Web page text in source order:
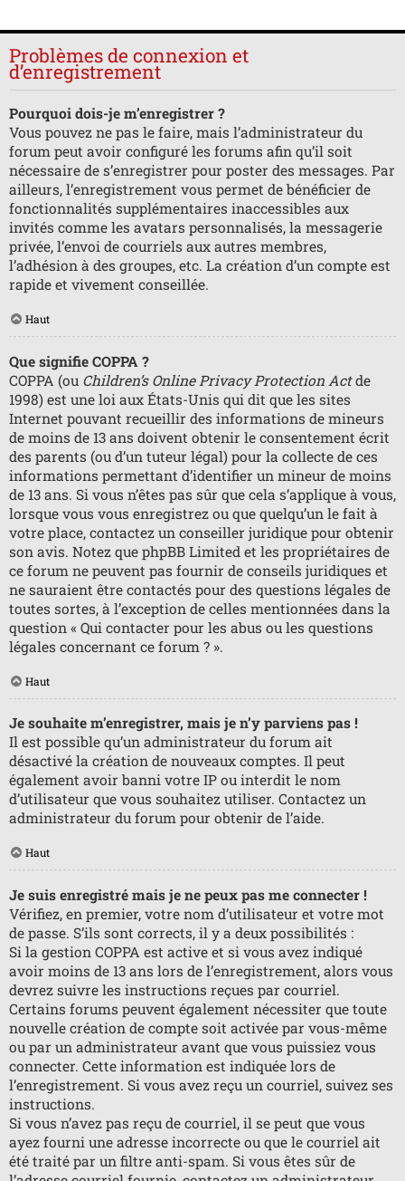
Problèmes de connexion et
d’enregistrement
Pourquoi dois-je m’enregistrer ?
Vous pouvez ne pas le faire, mais l’administrateur du
forum peut avoir configuré les forums afin qu’il soit
nécessaire de s’enregistrer pour poster des messages. Par
ailleurs, l’enregistrement vous permet de bénéficier de
fonctionnalités supplémentaires inaccessibles aux
invités comme les avatars personnalisés, la messagerie
privée, l’envoi de courriels aux autres membres,
l’adhésion à des groupes, etc. La création d’un compte est
rapide et vivement conseillée.
Haut
Que signifie COPPA ?
COPPA (ou Children’s Online Privacy Protection Actde
1998) est une loi aux États-Unis qui dit que les sites
Internet pouvant recueillir des informations de mineurs
de moins de 13 ans doivent obtenir le consentement écrit
des parents (ou d’un tuteur légal) pour la collecte de ces
informations permettant d’identifier un mineur de moins
de 13 ans. Si vous n’êtes pas sûr que cela s’applique à vous,
lorsque vous vous enregistrez ou que quelqu’un le fait à
votre place, contactez un conseiller juridique pour obtenir
son avis. Notez que phpBB Limited et les propriétaires de
ce forum ne peuvent pas fournir de conseils juridiques et
ne sauraient être contactés pour des questions légales de
toutes sortes, à l’exception de celles mentionnées dans la
question « Qui contacter pour les abus ou les questions
légales concernant ce forum ? ».
Haut
Je souhaite m’enregistrer, mais je n’y parviens pas !
Il est possible qu’un administrateur du forum ait
désactivé la création de nouveaux comptes. Il peut
également avoir banni votre IP ou interdit le nom
d’utilisateur que vous souhaitez utiliser. Contactez un
administrateur du forum pour obtenir de l’aide.
Haut
Je suis enregistré mais je ne peux pas me connecter !
Vérifiez, en premier, votre nom d’utilisateur et votre mot
de passe. S’ils sont corrects, il y a deux possibilités :
Si la gestion COPPA est active et si vous avez indiqué
avoir moins de 13 ans lors de l’enregistrement, alors vous
devrez suivre les instructions reçues par courriel.
Certains forums peuvent également nécessiter que toute
nouvelle création de compte soit activée par vous-même
ou par un administrateur avant que vous puissiez vous
connecter. Cette information est indiquée lors de
l’enregistrement. Si vous avez reçu un courriel, suivez ses
instructions.
Si vous n’avez pas reçu de courriel, il se peut que vous
ayez fourni une adresse incorrecte ou que le courriel ait
été traité par un filtre anti-spam. Si vous êtes sûr de